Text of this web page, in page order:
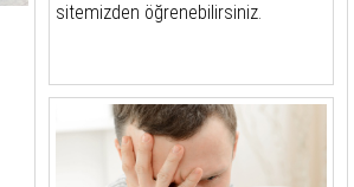
sitemizden öğrenebilirsiniz.